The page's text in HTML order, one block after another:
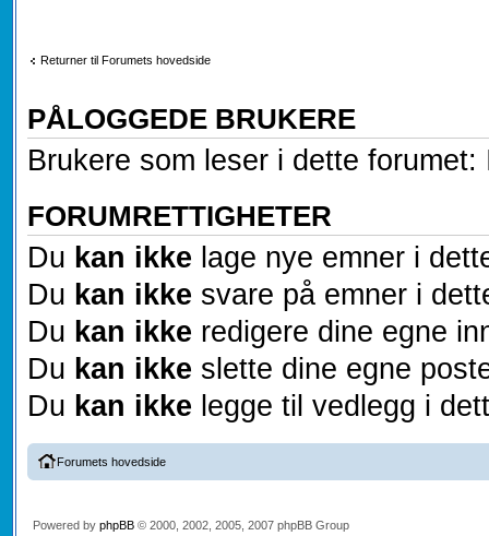
Returner til Forumets hovedside
PÅLOGGEDE BRUKERE
Brukere som leser i dette
FORUMRETTIGHETER
Du kan ikke lage nye emner i
Du kan ikke svare på emner i
Du kan ikke redigere dine egne
Du kan ikke slette dine egne
Du kan ikke legge til vedlegg i
Forumets hovedside
Powered by phpBB© 2000, 2002, 2005, 2007 phpBB Group